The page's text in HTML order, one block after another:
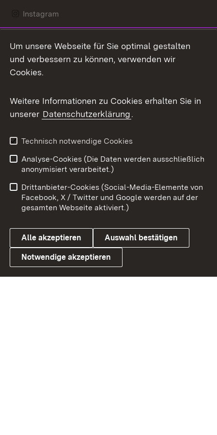
Instagram
Mastodon
Messenger
Social Wall
X / Twitter
Youtube
Link zum Landesportal
Benutzungshinweise
Barrierefreiheit
Datenschutz
Cookies
Um unsere Webseite für Sie optimal gestalten
und verbessern zu können, verwenden wir
Cookies.
Weitere Informationen zu Cookies erhalten Sie in
unserer Datenschutzerklärung.
Technisch notwendige Cookies
Analyse-Cookies (Die Daten werden ausschließlich
anonymisiert verarbeitet.)
Drittanbieter-Cookies (Social-Media-Elemente von
Facebook, X / Twitter und Google werden auf der
gesamten Webseite aktiviert.)
Alle akzeptieren Auswahl bestätigen
Notwendige akzeptieren